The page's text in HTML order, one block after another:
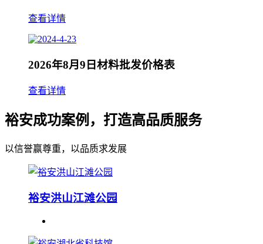
查看详情
2026年8月9日材料批发价格表
查看详情
裕安成功案例，打造高品质服务
以信誉赢尊重，以品质求发展
裕安洪山江滩公园